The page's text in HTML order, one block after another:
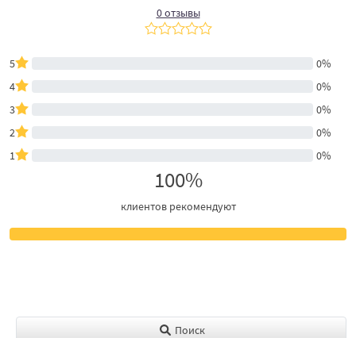
0 отзывы
5
0%
4
0%
3
0%
2
0%
1
0%
100%
клиентов рекомендуют
Поиск